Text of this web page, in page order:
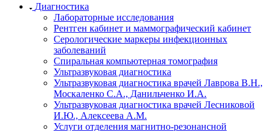
Диагностика
Лабораторные исследования
Рентген кабинет и маммографический кабинет
Серологические маркеры инфекционных
заболеваний
Спиральная компьютерная томография
Ультразвуковая диагностика
Ультразвуковая диагностика врачей Лаврова В.Н.,
Москаленко С.А., Данильченко И.А.
Ультразвуковая диагностика врачей Лесниковой
И.Ю., Алексеева А.М.
Услуги отделения магнитно-резонансной